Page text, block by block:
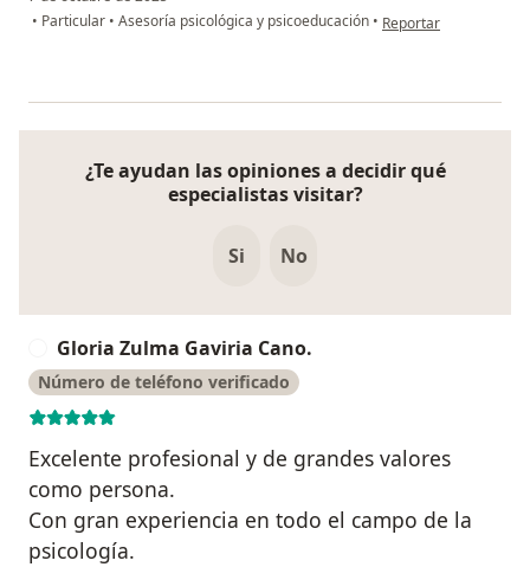
• Particular • Asesoría psicológica y psicoeducación • en opinión del
Reportar
¿Te ayudan las opiniones a decidir qué
especialistas visitar?
Si No
Gloria Zulma Gaviria Cano.
Número de teléfono verificado
Excelente profesional y de grandes valores
como persona.
Con gran experiencia en todo el campo de la
psicología.